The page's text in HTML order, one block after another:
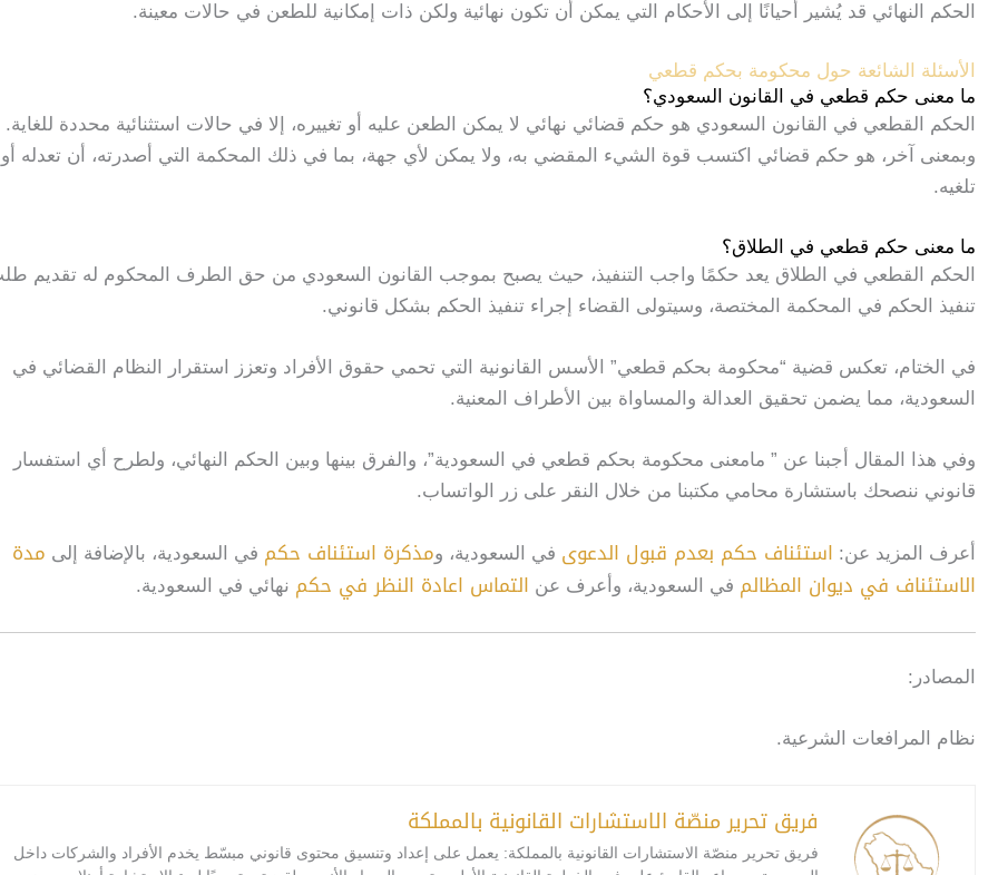
الحكم النهائي قد يُشير أحيانًا إلى الأحكام التي يمكن أن تكون نهائية ولكن ذات إمكانية للطعن في حالات معينة.
الأسئلة الشائعة حول محكومة بحكم قطعي
ما معنى حكم قطعي في القانون السعودي؟
الحكم القطعي في القانون السعودي هو حكم قضائي نهائي لا يمكن الطعن عليه أو تغييره، إلا في حالات استثنائية محددة للغاية.
وبمعنى آخر، هو حكم قضائي اكتسب قوة الشيء المقضي به، ولا يمكن لأي جهة، بما في ذلك المحكمة التي أصدرته، أن تعدله أو
تلغيه.
ما معنى حكم قطعي في الطلاق؟
الحكم القطعي في الطلاق يعد حكمًا واجب التنفيذ، حيث يصبح بموجب القانون السعودي من حق الطرف المحكوم له تقديم
تنفيذ الحكم في المحكمة المختصة، وسيتولى القضاء إجراء تنفيذ الحكم بشكل قانوني.
في الختام، تعكس قضية “محكومة بحكم قطعي” الأسس القانونية التي تحمي حقوق الأفراد وتعزز استقرار النظام القضائي في
السعودية، مما يضمن تحقيق العدالة والمساواة بين الأطراف المعنية.
وفي هذا المقال أجبنا عن ” مامعنى محكومة بحكم قطعي في السعودية”، والفرق بينها وبين الحكم النهائي، ولطرح أي استفسار
قانوني ننصحك باستشارة محامي مكتبنا من خلال النقر على زر الواتساب.
أعرف المزيد عن: استئناف حكم بعدم قبول الدعوى في السعودية، ومذكرة استئناف حكم في السعودية، بالإضافة إلى مدة
الاستئناف في ديوان المظالم في السعودية، وأعرف عن التماس اعادة النظر في حكم نهائي في السعودية.
المصادر:
نظام المرافعات الشرعية.
فريق تحرير منصّة الاستشارات القانونية بالمملكة
فريق تحرير منصّة الاستشارات القانونية بالمملكة: يعمل على إعداد وتنسيق محتوى قانوني مبسّط يخدم الأفراد والشركات داخل